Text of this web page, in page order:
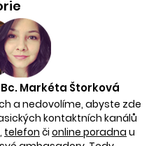
Markéta Štorková
a nedovolíme, abyste zde
kontaktních kanálů
, telefon či online poradna u